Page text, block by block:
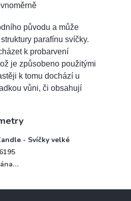
původu a může
parafínu svíčky.
k probarvení
je způsobeno použitými
k tomu dochází u
vůni, či obsahují
- Svíčky velké